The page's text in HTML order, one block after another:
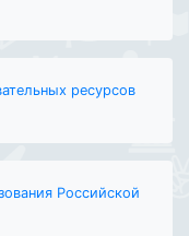
ресурсов
Российской